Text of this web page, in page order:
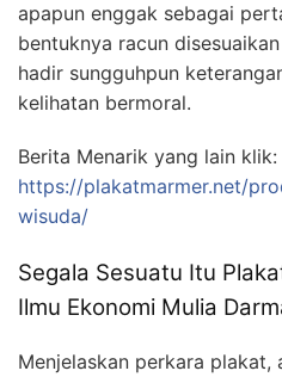
apapun enggak sebagai
bentuknya racun
hadir sungguhpun
kelihatan bermoral.
Berita Menarik yang lain klik:
https://plakatmarmer.net/
wisuda/
Segala Sesuatu Itu
Ilmu Ekonomi Mulia
Menjelaskan perkara plakat,